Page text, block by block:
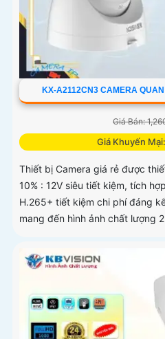
KX-A2112CN3 CAMERA
Giá Bán:
Giá Khuyến
Thiết bị Camera giá rẻ được
10% : 12V siêu tiết kiệm, tích
H.265+ tiết kiệm chi phí đáng
mang đến hình ảnh chất lượng 2